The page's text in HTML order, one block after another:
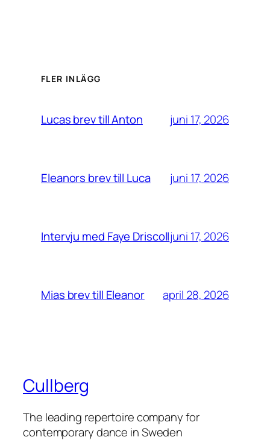
FLER INLÄGG
Lucas brev till Anton juni 17, 2026
Eleanors brev till Luca juni 17, 2026
Intervju med Faye Driscolljuni 17, 2026
Mias brev till Eleanor april 28, 2026
Cullberg
The leading repertoire company for
contemporary dance in Sweden